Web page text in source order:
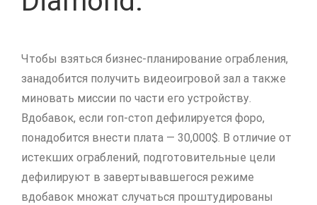
Чтобы взяться бизнес-планирование ограбления,
занадобится получить видеоигровой зал а также
миновать миссии по части его устройству.
Вдобавок, если гоп-стоп дефилируется форо,
понадобится внести плата — 30,000$. В отличие от
истекших ограблений, подготовительные цели
дефилируют в завертывавшегося режиме
вдобавок множат случаться проштудированы